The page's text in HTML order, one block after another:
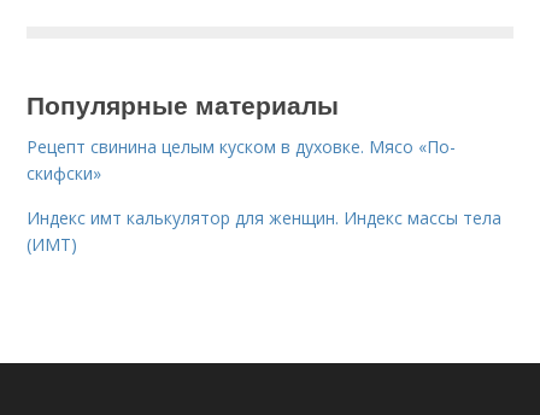
Популярные материалы
Рецепт свинина целым куском в духовке. Мясо «По-
скифски»
Индекс имт калькулятор для женщин. Индекс массы тела
(ИМТ)